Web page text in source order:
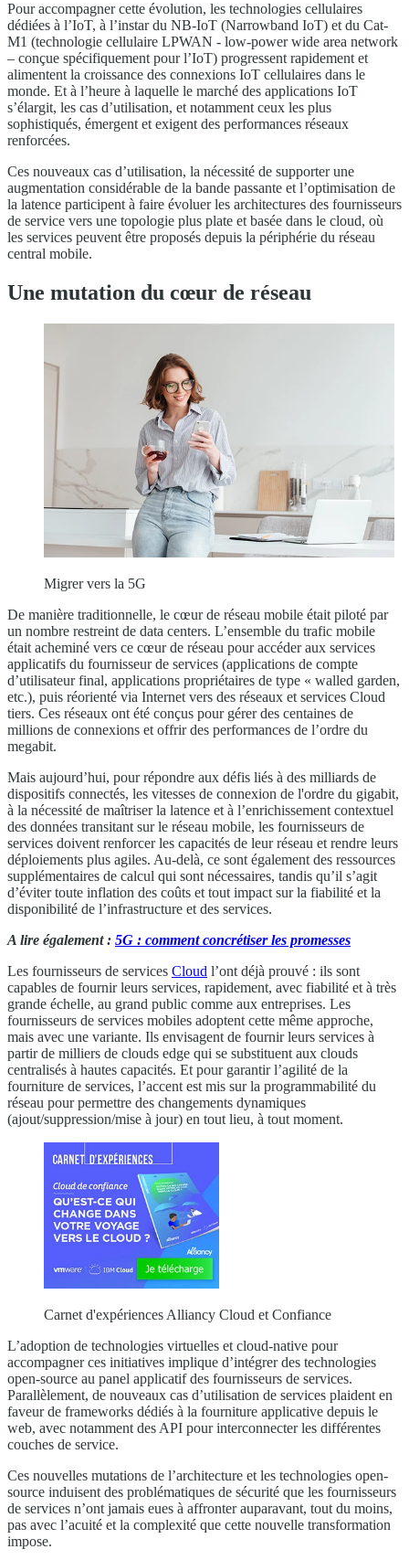
Pour accompagner cette évolution, les technologies cellulaires
dédiées à l’IoT, à l’instar du NB-IoT (Narrowband IoT) et du Cat-
M1 (technologie cellulaire LPWAN - low-power wide area network
– conçue spécifiquement pour l’IoT) progressent rapidement et
alimentent la croissance des connexions IoT cellulaires dans le
monde. Et à l’heure à laquelle le marché des applications IoT
s’élargit, les cas d’utilisation, et notamment ceux les plus
sophistiqués, émergent et exigent des performances réseaux
renforcées.
Ces nouveaux cas d’utilisation, la nécessité de supporter une
augmentation considérable de la bande passante et l’optimisation de
la latence participent à faire évoluer les architectures des fournisseurs
de service vers une topologie plus plate et basée dans le cloud, où
les services peuvent être proposés depuis la périphérie du réseau
central mobile.
Une mutation du cœur de réseau
Migrer vers la 5G
De manière traditionnelle, le cœur de réseau mobile était piloté par
un nombre restreint de data centers. L’ensemble du trafic mobile
était acheminé vers ce cœur de réseau pour accéder aux services
applicatifs du fournisseur de services (applications de compte
d’utilisateur final, applications propriétaires de type « walled garden,
etc.), puis réorienté via Internet vers des réseaux et services Cloud
tiers. Ces réseaux ont été conçus pour gérer des centaines de
millions de connexions et offrir des performances de l’ordre du
megabit.
Mais aujourd’hui, pour répondre aux défis liés à des milliards de
dispositifs connectés, les vitesses de connexion de l'ordre du gigabit,
à la nécessité de maîtriser la latence et à l’enrichissement contextuel
des données transitant sur le réseau mobile, les fournisseurs de
services doivent renforcer les capacités de leur réseau et rendre leurs
déploiements plus agiles. Au-delà, ce sont également des ressources
supplémentaires de calcul qui sont nécessaires, tandis qu’il s’agit
d’éviter toute inflation des coûts et tout impact sur la fiabilité et la
disponibilité de l’infrastructure et des services.
A lire également : 5G : comment concrétiser les promesses
Les fournisseurs de services Cloud l’ont déjà prouvé : ils sont
capables de fournir leurs services, rapidement, avec fiabilité et à très
grande échelle, au grand public comme aux entreprises. Les
fournisseurs de services mobiles adoptent cette même approche,
mais avec une variante. Ils envisagent de fournir leurs services à
partir de milliers de clouds edge qui se substituent aux clouds
centralisés à hautes capacités. Et pour garantir l’agilité de la
fourniture de services, l’accent est mis sur la programmabilité du
réseau pour permettre des changements dynamiques
(ajout/suppression/mise à jour) en tout lieu, à tout moment.
Carnet d'expériences Alliancy Cloud et Confiance
L’adoption de technologies virtuelles et cloud-native pour
accompagner ces initiatives implique d’intégrer des technologies
open-source au panel applicatif des fournisseurs de services.
Parallèlement, de nouveaux cas d’utilisation de services plaident en
faveur de frameworks dédiés à la fourniture applicative depuis le
web, avec notamment des API pour interconnecter les différentes
couches de service.
Ces nouvelles mutations de l’architecture et les technologies open-
source induisent des problématiques de sécurité que les fournisseurs
de services n’ont jamais eues à affronter auparavant, tout du moins,
pas avec l’acuité et la complexité que cette nouvelle transformation
impose.